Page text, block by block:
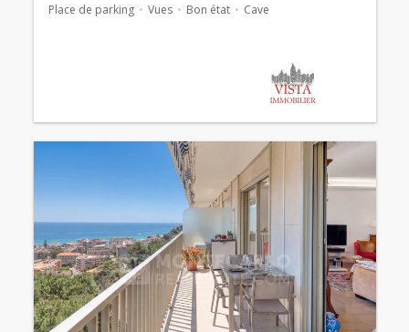
Place de parking Vues Bon état Cave